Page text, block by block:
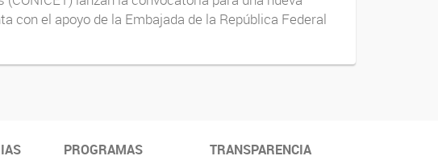
con el apoyo de la Embajada de la República Federal
PROGRAMAS TRANSPARENCIA